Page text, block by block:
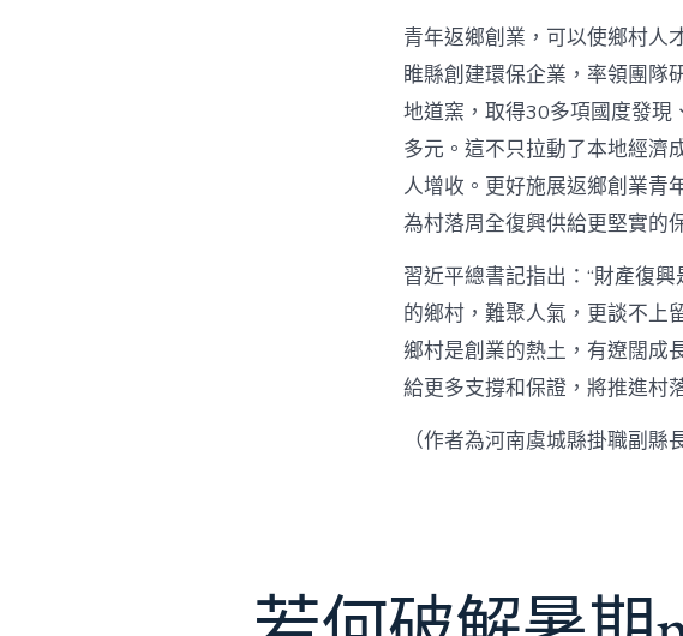
青年返鄉創業，可以使鄉村人
睢縣創建環保企業，率領團隊
地道窯，取得30多項國度發
多元。這不只拉動了本地經濟
人增收。更好施展返鄉創業青
為村落周全復興供給更堅實的
習近平總書記指出：“財產復
的鄉村，難聚人氣，更談不上
鄉村是創業的熱土，有遼闊成
給更多支撐和保證，將推進村
（作者為河南虞城縣掛職副縣長